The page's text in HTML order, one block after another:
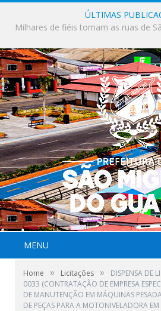
ÚLTIMAS
MENU
Home » Licitações »
DISPENSA DE
0033 (CONTRATAÇÃO DE EMPRESA
DE MANUTENÇÃO EM MÁQUINAS
DE PEÇAS PARA A MOTONIVELADORA